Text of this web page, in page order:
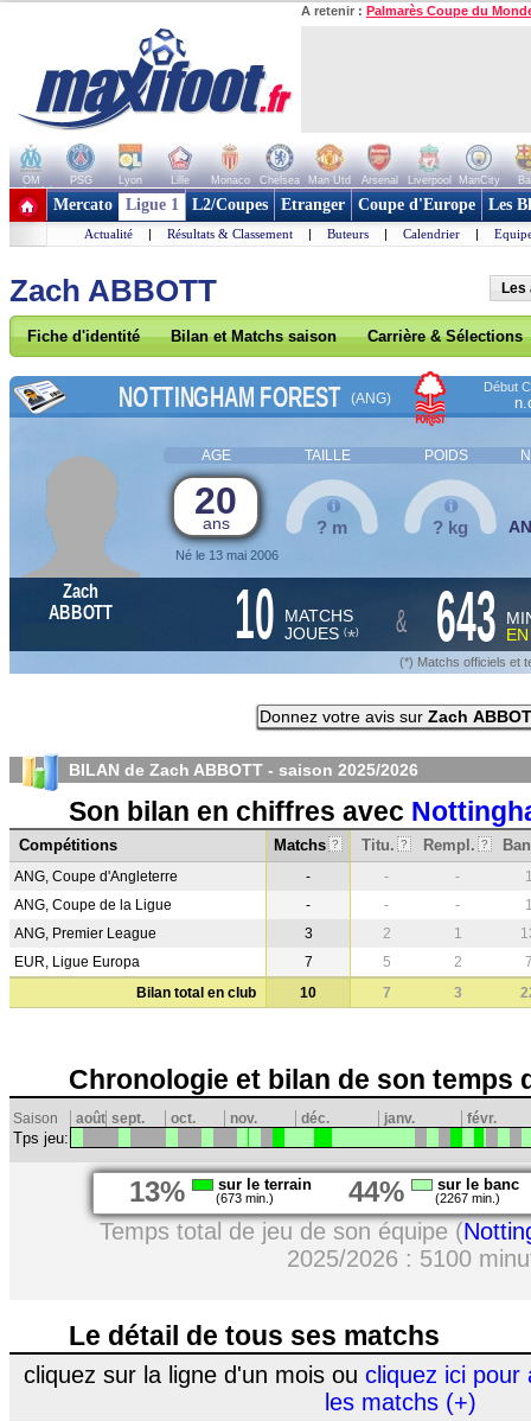
A retenir : Palmarès Coupe du
OM PSG Lyon Lille Monaco Chelsea Man Utd Arsenal Liverpool ManCity
+ de clubs
Mercato Ligue 1 L2/Coupes Etranger Coupe d'Europe Les
Actualité | Résultats & Classement | Buteurs | Calendrier |
Zach ABBOTT Les
Fiche d'identité Bilan et Matchs saison Carrière & Sélections
NOTTINGHAM FOREST (ANG)
Début
AGE TAILLE POIDS
20
ans
Né le 13 mai 2006
? m ? kg
Zach
ABBOTT
10 MATCHS
JOUES (*) & 643
(*) Matchs officiels et
Donnez votre avis sur Zach
BILAN de Zach ABBOTT - saison 2025/2026
Son bilan en chiffres avec
Compétitions Matchs ? Titu. ? Rempl. ?
ANG, Coupe d'Angleterre - - -
ANG, Coupe de la Ligue
- - -
ANG, Premier League
3 2 1
EUR, Ligue Europa
7 5 2
Bilan total en club
10 7 3
Chronologie et bilan de son temps
Saison août sept. oct. nov. déc. janv. févr.
Tps jeu:
13% sur le terrain
(673 min.) 44% sur le banc
(2267 min.)
Temps total de jeu de son équipe (
2025/2026 : 5100
Le détail de tous ses matchs
cliquez sur la ligne d'un mois ou cliquez ici pour
les matchs (+)